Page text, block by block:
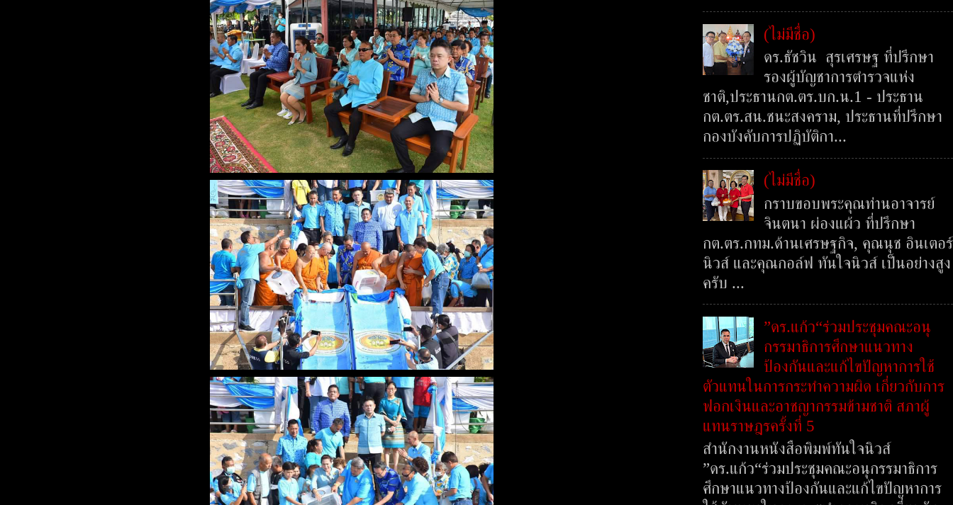
(ไม่มีชื่อ)
ดร.ธัชวิน สุรเศรษฐ ที่ปรึกษา
รองผู้บัญชาการตำรวจแห่ง
ชาติ,ประธานกต.ตร.บก.น.1 - ประธาน
กต.ตร.สน.ชนะสงคราม, ประธานที่ปรึกษา
กองบังคับการปฏิบัติกา...
(ไม่มีชื่อ)
กราบขอบพระคุณท่านอาจารย์
จินตนา ผ่องแผ้ว ที่ปรึกษา
กต.ตร.กทม.ด้านเศรษฐกิจ, คุณนุช อินเตอร์
นิวส์ และคุณกอล์ฟ ทันใจนิวส์ เป็นอย่างสูง
ครับ ...
”ดร.แก้ว“ร่วมประชุมคณะอนุ
กรรมาธิการศึกษาแนวทาง
ป้องกันและแก้ไขปัญหาการใช้
ตัวแทนในการกระทำความผิด เกี่ยวกับการ
ฟอกเงินและอาชญากรรมข้ามชาติ สภาผู้
แทนราษฎรครั้งที่ 5
สำนักงานหนังสือพิมพ์ทันใจนิวส์
”ดร.แก้ว“ร่วมประชุมคณะอนุกรรมาธิการ
ศึกษาแนวทางป้องกันและแก้ไขปัญหาการ